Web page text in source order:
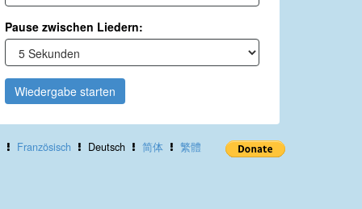
Pause zwischen Liedern:
Wiedergabe starten
Französisch Deutsch 简体 繁體